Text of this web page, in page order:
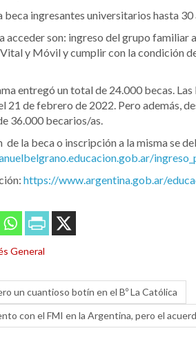
beca ingresantes universitarios hasta
acceder son: ingreso del grupo familiar
y Móvil y cumplir con la condición
entregó un total de 24.000 becas.
21 de febrero de 2022. Pero además,
36.000 becarios/as.
de la beca o inscripción a la misma se
https://www.argentina.gob.ar/
General
un cuantioso botín en el Bº La Católica
con el FMI en la Argentina, pero el